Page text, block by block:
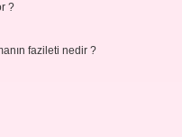
?
fazileti nedir ?